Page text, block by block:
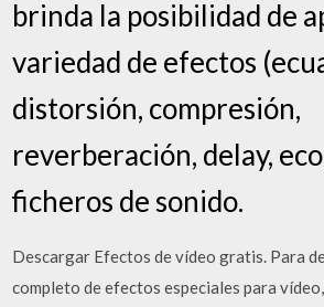
brinda la posibilidad de
variedad de efectos
distorsión, compresión,
reverberación, delay,
ficheros de sonido.
Descargar Efectos de vídeo gratis. Para
completo de efectos especiales para